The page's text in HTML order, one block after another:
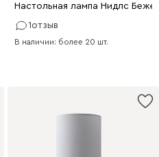
Настольная лампа Нидлс
1отзыв
В наличии: более 20 шт.